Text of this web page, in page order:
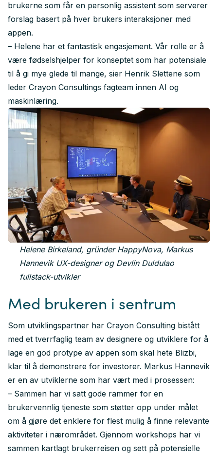
brukerne som får en personlig assistent som serverer
forslag basert på hver brukers interaksjoner med
appen.
– Helene har et fantastisk engasjement. Vår rolle er å
være fødselshjelper for konseptet som har potensiale
til å gi mye glede til mange, sier Henrik Slettene som
leder Crayon Consultings fagteam innen AI og
maskinlæring.
Helene Birkeland, gründer HappyNova, Markus
Hannevik UX-designer og Devlin Duldulao
fullstack-utvikler
Med brukeren i sentrum
Som utviklingspartner har Crayon Consulting bistått
med et tverrfaglig team av designere og utviklere for å
lage en god protype av appen som skal hete Blizbi,
klar til å demonstrere for investorer. Markus Hannevik
er en av utviklerne som har vært med i prosessen:
– Sammen har vi satt gode rammer for en
brukervennlig tjeneste som støtter opp under målet
om å gjøre det enklere for flest mulig å finne relevante
aktiviteter i nærområdet. Gjennom workshops har vi
sammen kartlagt brukerreisen og sett på potensielle